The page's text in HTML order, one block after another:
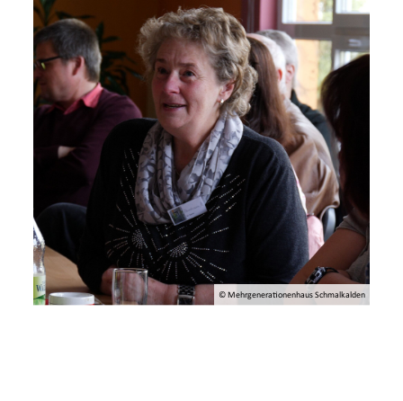
© Mehrgenerationenhaus Schmalkalden